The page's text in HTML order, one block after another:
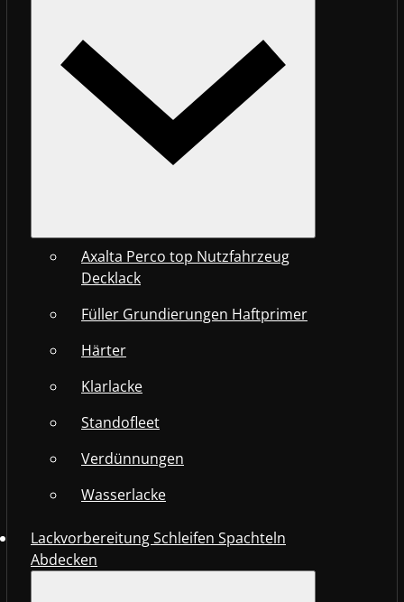
Axalta Perco top Nutzfahrzeug
Decklack
Füller Grundierungen Haftprimer
Härter
Klarlacke
Standofleet
Verdünnungen
Wasserlacke
Lackvorbereitung Schleifen Spachteln
Abdecken